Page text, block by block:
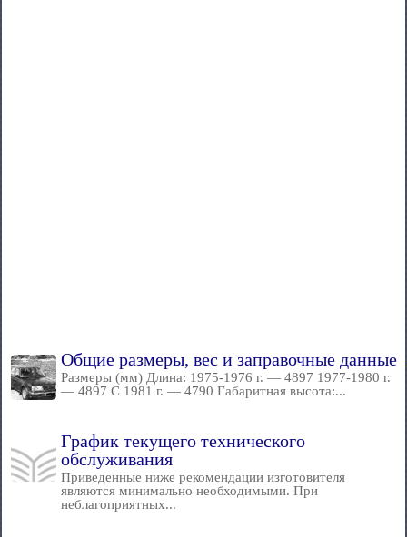
Общие размеры, вес и заправочные данные
Размеры (мм) Длина: 1975-1976 г. — 4897 1977-1980 г.
— 4897 С 1981 г. — 4790 Габаритная высота:...
График текущего технического
обслуживания
Приведенные ниже рекомендации изготовителя
являются минимально необходимыми. При
неблагоприятных...